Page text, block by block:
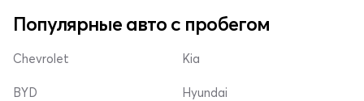
Популярные авто с пробегом
Chevrolet
BYD
Kia
Hyundai